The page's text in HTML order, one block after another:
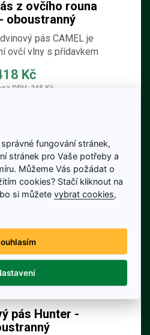
z ovčího rouna
oboustranný
pás CAMEL je
ovčí vlny s přídavkem
Kč
DPH: 345 Kč
pás Hunter -
fungování stránek,
stránek pro Vaše potřeby a
Můžeme Vás požádat o
cookies? Stačí kliknout na
si můžetevybrat cookies,